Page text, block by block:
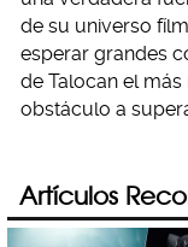
de su universo
esperar grandes
de Talocan el
obstáculo a
Artículos